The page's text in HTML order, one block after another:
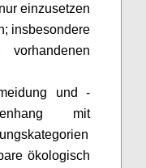
einzusetzen
insbesondere
und -
mit
ökologisch